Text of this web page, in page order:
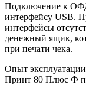
Подключение к
интерфейсу USB.
интерфейсы
денежный ящик,
при печати чека.
Опыт
Принт 80 Плюс Ф